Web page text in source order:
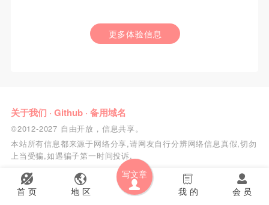
首 页 地 区
写文章
会 员
我 的
更多体验信息
关于我们 · Github· 备用域名
©2012-2027 自由开放，信息共享。
本站所有信息都来源于网络分享,请网友自行分辨网络信息真假,切勿
上当受骗,如遇骗子第一时间投诉.